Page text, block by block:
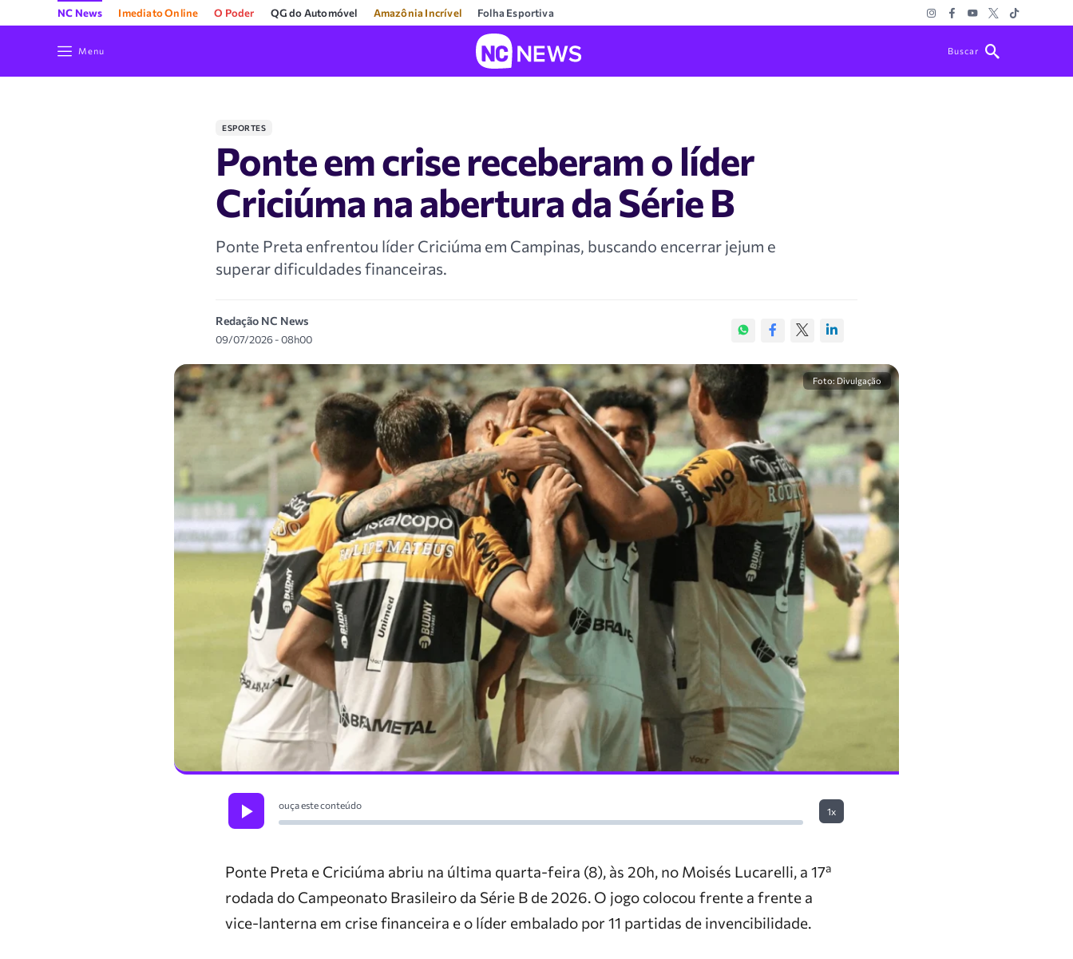
NC News Imediato Online O Poder QG do Automóvel Amazônia Incrível Folha Esportiva
Menu Buscar
ESPORTES
Ponte em crise receberam o líder
Criciúma na abertura da Série B
Ponte Preta enfrentou líder Criciúma em Campinas, buscando encerrar jejum e
superar dificuldades financeiras.
Redação NC News
09/07/2026 - 08h00
Foto: Divulgação
ouça este conteúdo
1x
Ponte Preta e Criciúma abriu na última quarta-feira (8), às 20h, no Moisés Lucarelli, a 17ª
rodada do Campeonato Brasileiro da Série B de 2026. O jogo colocou frente a frente a
vice-lanterna em crise financeira e o líder embalado por 11 partidas de invencibilidade.